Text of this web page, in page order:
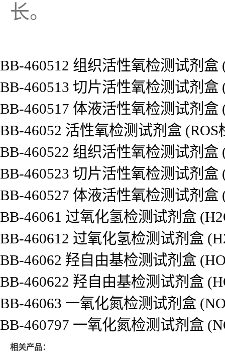
长。
BB-460512 组织活性氧检测试剂盒
BB-460513 切片活性氧检测试剂盒
BB-460517 体液活性氧检测试剂盒
BB-46052 活性氧检测试剂盒
BB-460522 组织活性氧检测试剂盒
BB-460523 切片活性氧检测试剂盒
BB-460527 体液活性氧检测试剂盒
BB-46061 过氧化氢检测试剂盒
BB-460612 过氧化氢检测试剂盒
BB-46062 羟自由基检测试剂盒
BB-460622 羟自由基检测试剂盒
BB-46063 一氧化氮检测试剂盒
BB-460797 一氧化氮检测试剂盒
相关产品：